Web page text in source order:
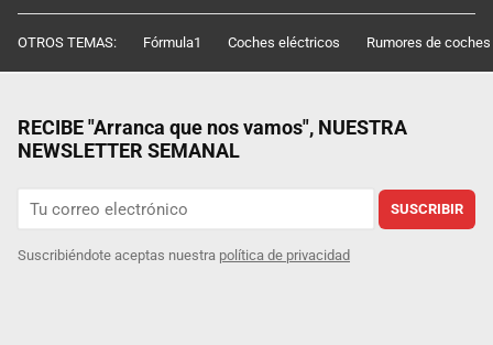
OTROS TEMAS: Fórmula1 Coches eléctricos Rumores de coches
RECIBE "Arranca que nos vamos", NUESTRA
NEWSLETTER SEMANAL
SUSCRIBIR
Suscribiéndote aceptas nuestra política de privacidad